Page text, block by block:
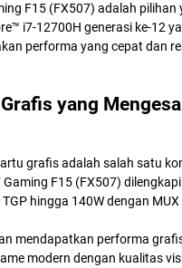
F15 (FX507) adalah
i7-12700H generasi ke-12
performa yang cepat dan
yang
grafis adalah salah satu
Gaming F15 (FX507)
hingga 140W dengan
mendapatkan performa
modern dengan kualitas